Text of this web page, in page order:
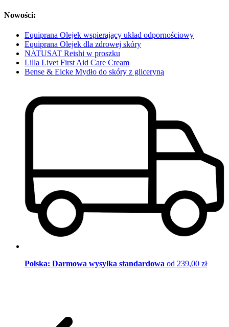
Nowości:
Equiprana Olejek wspierający układ odpornościowy
Equiprana Olejek dla zdrowej skóry
NATUSAT Reishi w proszku
Lilla Livet First Aid Care Cream
Bense & Eicke Mydło do skóry z gliceryną
Polska: Darmowa wysyłka standardowa od 239,00 zł